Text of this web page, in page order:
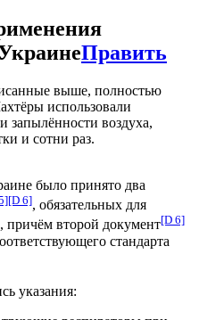
Править
выше, полностью
использовали
запылённости воздуха,
и сотни раз.
было принято два
[D 6], обязательных для
причём второй документ[D 6]
стандарта
указания: